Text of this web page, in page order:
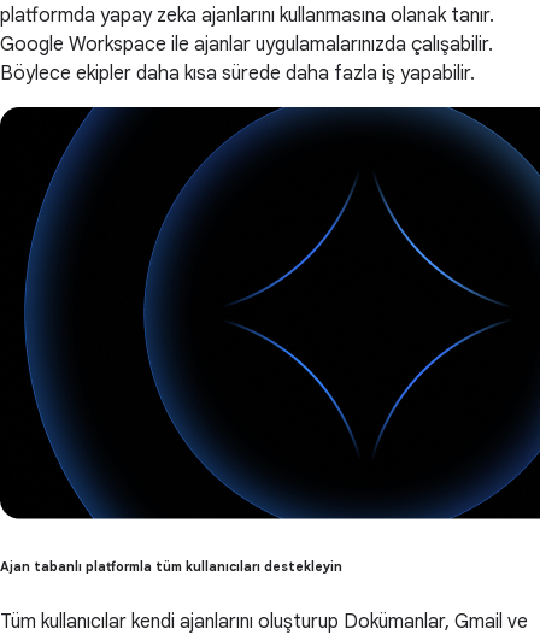
platformda yapay zeka ajanlarını kullanmasına olanak tanır.
Google Workspace ile ajanlar uygulamalarınızda çalışabilir.
Böylece ekipler daha kısa sürede daha fazla iş yapabilir.
Ajan tabanlı platformla tüm kullanıcıları destekleyin
Tüm kullanıcılar kendi ajanlarını oluşturup Dokümanlar, Gmail ve